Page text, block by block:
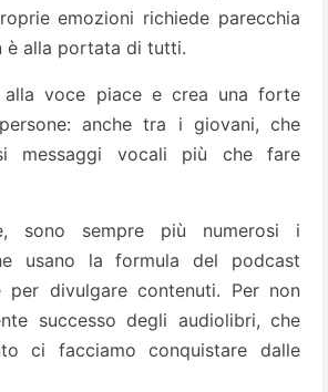
emozioni richiede parecchia
è alla portata di tutti.
alla voce piace e crea una forte
anche tra i giovani, che
messaggi vocali più che fare
sono sempre più numerosi i
usano la formula del podcast
per divulgare contenuti. Per non
successo degli audiolibri, che
ci facciamo conquistare dalle